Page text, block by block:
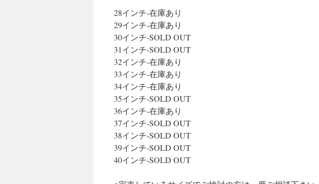
28インチ-在庫あり
29インチ-在庫あり
30インチ-SOLD OUT
31インチ-SOLD OUT
32インチ-在庫あり
33インチ-在庫あり
34インチ-在庫あり
35インチ-SOLD OUT
36インチ-在庫あり
37インチ-SOLD OUT
38インチ-SOLD OUT
39インチ-SOLD OUT
40インチ-SOLD OUT